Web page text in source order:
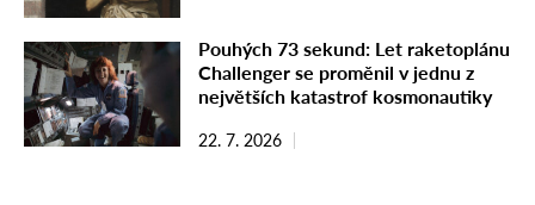
Pouhých 73 sekund: Let raketoplánu
Challenger se proměnil v jednu z
největších katastrof kosmonautiky
22. 7. 2026